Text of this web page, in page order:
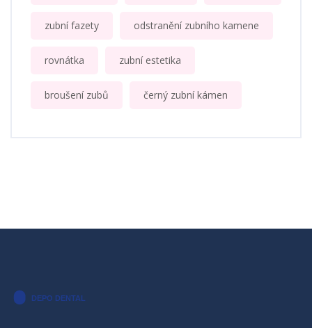
zubní fazety odstranění zubního kamene
rovnátka zubní estetika
broušení zubů černý zubní kámen